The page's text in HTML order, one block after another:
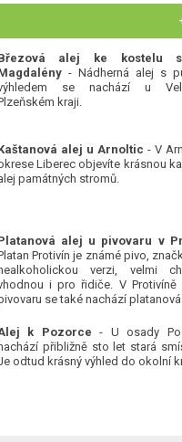
alej ke kostelu
- Nádherná alej s
se nachází u
kraji.
alej u Arnoltic - V
Liberec objevíte krásnou
památných stromů.
Protivín je známé pivo,
verzi, velmi
i pro řidiče. V Protivíně
se také nachází platanová
k Pozorce - U osady
přibližně sto let stará
odtud krásný výhled do okolní